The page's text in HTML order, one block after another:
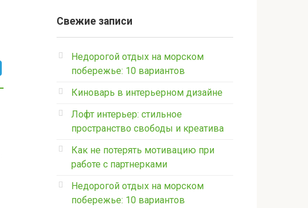
Свежие записи
Недорогой отдых на морском
побережье: 10 вариантов
Киноварь в интерьерном дизайне
Лофт интерьер: стильное
пространство свободы и креатива
Как не потерять мотивацию при
работе с партнерками
Недорогой отдых на морском
побережье: 10 вариантов